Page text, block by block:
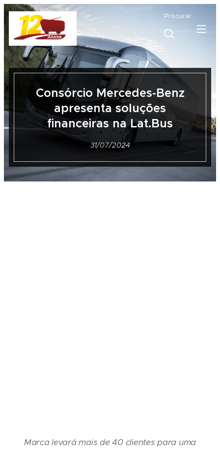
Procurar
Consórcio Mercedes-Benz
apresenta soluções
financeiras na Lat.Bus
31/07/2024
Marca levará mais de 40 clientes para uma